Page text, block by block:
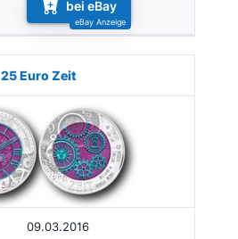
bei eBay
25 Euro Zeit
09.03.2016